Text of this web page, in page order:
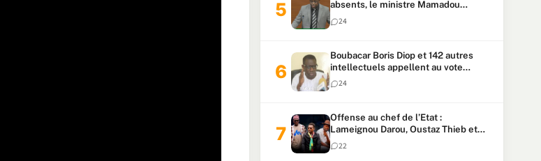
absents, le ministre Mamadou
Lamine Dianté exige des explications
24
Boubacar Boris Diop et 142 autres
intellectuels appellent au vote
urgent de la révision
constitutionnelle
24
Offense au chef de l’Etat :
Lameignou Darou, Oustaz Thieb et
Ndiaye Touba lourdement
condamnés
22